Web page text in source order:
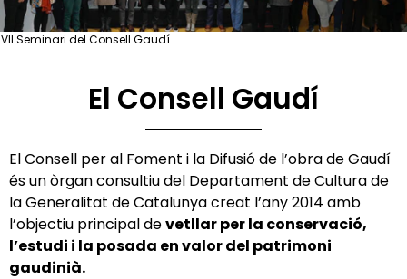
VII Seminari del Consell Gaudí
El Consell Gaudí
El Consell per al Foment i la Difusió de l’obra de Gaudí
és un òrgan consultiu del Departament de Cultura de
la Generalitat de Catalunya creat l’any 2014 amb
l’objectiu principal devetllar per la conservació,
l’estudi i la posada en valor del patrimoni
gaudinià.